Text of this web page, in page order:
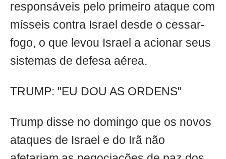
responsáveis pelo primeiro ataque com
mísseis contra Israel desde o cessar-
fogo, o que levou Israel a acionar seus
sistemas de defesa aérea.
TRUMP: "EU DOU AS ORDENS"
Trump disse no domingo que os novos
ataques de Israel e do Irã não